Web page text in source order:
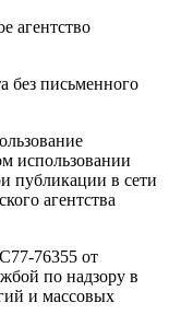
агентство
без письменного
использовании
публикации в сети
агентства
76355 от
по надзору в
и массовых